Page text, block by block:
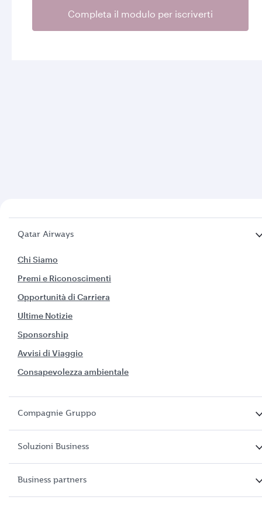
Completa il modulo per iscriverti
Qatar Airways
Chi Siamo
Premi e Riconoscimenti
Opportunità di Carriera
Ultime Notizie
Sponsorship
Avvisi di Viaggio
Consapevolezza ambientale
Compagnie Gruppo
Soluzioni Business
Business partners